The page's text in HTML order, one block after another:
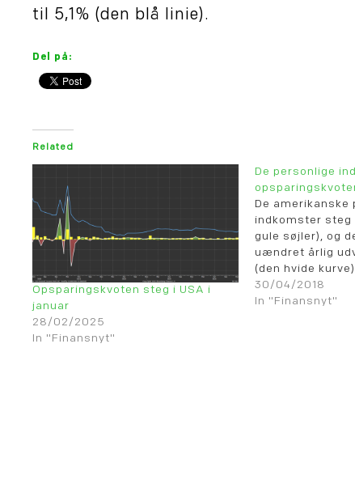
til 5,1% (den blå linie).
Del på:
Related
Opsparingskvoten steg i USA i
januar
28/02/2025
In "Finansnyt"
De personlige
De amerikanske
indkomster steg
gule søjler), og
uændret årlig
(den hvide
(den blå linie).
30/04/2018
In "Finansnyt"